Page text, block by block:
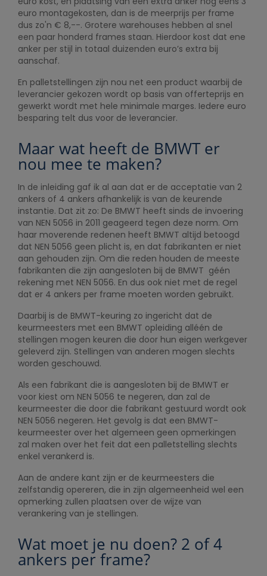
euro montagekosten, dan is de meerprijs per frame
dus zo'n € 8,--. Grotere warehouses hebben al snel
een paar honderd frames staan. Hierdoor kost dat ene
anker per stijl in totaal duizenden euro’s extra bij
aanschaf.
En palletstellingen zijn nou net een product waarbij de
leverancier gekozen wordt op basis van offerteprijs en
gewerkt wordt met hele minimale marges. Iedere euro
besparing telt dus voor de leverancier.
Maar wat heeft de BMWT er
nou mee te maken?
In de inleiding gaf ik al aan dat er de acceptatie van 2
ankers of 4 ankers afhankelijk is van de keurende
instantie. Dat zit zo: De BMWT heeft sinds de invoering
van NEN 5056 in 2011 geageerd tegen deze norm. Om
haar moverende redenen heeft BMWT altijd betoogd
dat NEN 5056 geen plicht is, en dat fabrikanten er niet
aan gehouden zijn. Om die reden houden de meeste
fabrikanten die zijn aangesloten bij de BMWT géén
rekening met NEN 5056. En dus ook niet met de regel
dat er 4 ankers per frame moeten worden gebruikt.
Daarbij is de BMWT-keuring zo ingericht dat de
keurmeesters met een BMWT opleiding alléén de
stellingen mogen keuren die door hun eigen werkgever
geleverd zijn. Stellingen van anderen mogen slechts
worden geschouwd.
Als een fabrikant die is aangesloten bij de BMWT er
voor kiest om NEN 5056 te negeren, dan zal de
keurmeester die door die fabrikant gestuurd wordt ook
NEN 5056 negeren. Het gevolg is dat een BMWT-
keurmeester over het algemeen geen opmerkingen
zal maken over het feit dat een palletstelling slechts
enkel verankerd is.
Aan de andere kant zijn er de keurmeesters die
zelfstandig opereren, die in zijn algemeenheid wel een
opmerking zullen plaatsen over de wijze van
verankering van je stellingen.
Wat moet je nu doen? 2 of 4
ankers per frame?